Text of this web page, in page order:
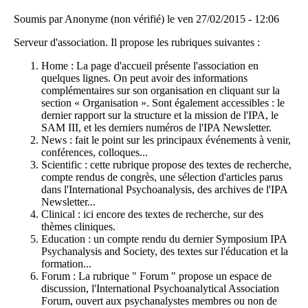
Soumis parAnonyme (non vérifié) le ven 27/02/2015 - 12:06
Serveur d'association. Il propose les rubriques suivantes :
Home : La page d'accueil présente l'association en
quelques lignes. On peut avoir des informations
complémentaires sur son organisation en cliquant sur la
section « Organisation ». Sont également accessibles : le
dernier rapport sur la structure et la mission de l'IPA, le
SAM III, et les derniers numéros de l'IPA Newsletter.
News : fait le point sur les principaux événements à venir,
conférences, colloques...
Scientific : cette rubrique propose des textes de recherche,
compte rendus de congrès, une sélection d'articles parus
dans l'International Psychoanalysis, des archives de l'IPA
Newsletter...
Clinical : ici encore des textes de recherche, sur des
thèmes cliniques.
Education : un compte rendu du dernier Symposium IPA
Psychanalysis and Society, des textes sur l'éducation et la
formation...
Forum : La rubrique " Forum " propose un espace de
discussion, l'International Psychoanalytical Association
Forum, ouvert aux psychanalystes membres ou non de